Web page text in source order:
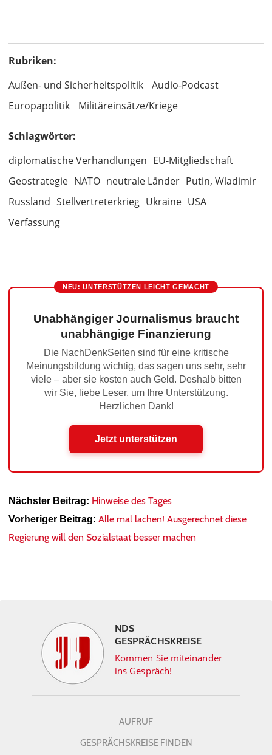
Rubriken:
Außen- und Sicherheitspolitik
Audio-Podcast
Europapolitik
Militäreinsätze/Kriege
Schlagwörter:
diplomatische Verhandlungen EU-Mitgliedschaft
Geostrategie NATO neutrale Länder Putin, Wladimir
Russland Stellvertreterkrieg Ukraine USA
Verfassung
NEU: UNTERSTÜTZEN LEICHT GEMACHT
Unabhängiger Journalismus braucht
unabhängige Finanzierung
Die NachDenkSeiten sind für eine kritische
Meinungsbildung wichtig, das sagen uns sehr, sehr
viele – aber sie kosten auch Geld. Deshalb bitten
wir Sie, liebe Leser, um Ihre Unterstützung.
Herzlichen Dank!
Jetzt unterstützen
Nächster Beitrag: Hinweise des Tages
Vorheriger Beitrag: Alle mal lachen! Ausgerechnet diese
Regierung will den Sozialstaat besser machen
NDS
GESPRÄCHSKREISE
Kommen Sie miteinander
ins Gespräch!
AUFRUF
GESPRÄCHSKREISE FINDEN